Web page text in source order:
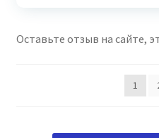
Оставьте отзыв на сайте,
1